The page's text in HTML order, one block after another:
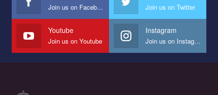
Мы просим вас поддержать нас и помочь нам реализовать
наш план по борьбе с насилием и дискриминацией на почве
СОГИ в Украине.
Все, что вам нужно сделать - это зайти на наш канал YouTube
Join us on Facebook Join us on Twitter
Youtube
Join us on Youtube
Instagram
Join us on Instagram